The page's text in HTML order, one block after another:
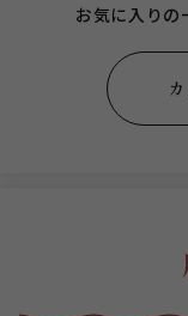
お気に入りの